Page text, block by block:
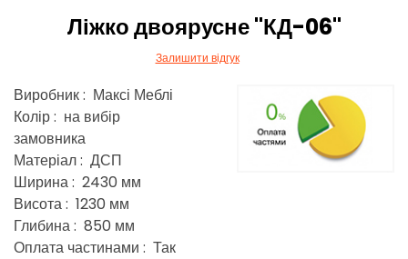
Ліжко двоярусне "КД-06"
Залишити відгук
Виробник : Максі Меблі
Колір : на вибір
замовника
Матеріал : ДСП
Ширина : 2430 мм
Висота : 1230 мм
Глибина : 850 мм
Оплата частинами : Так